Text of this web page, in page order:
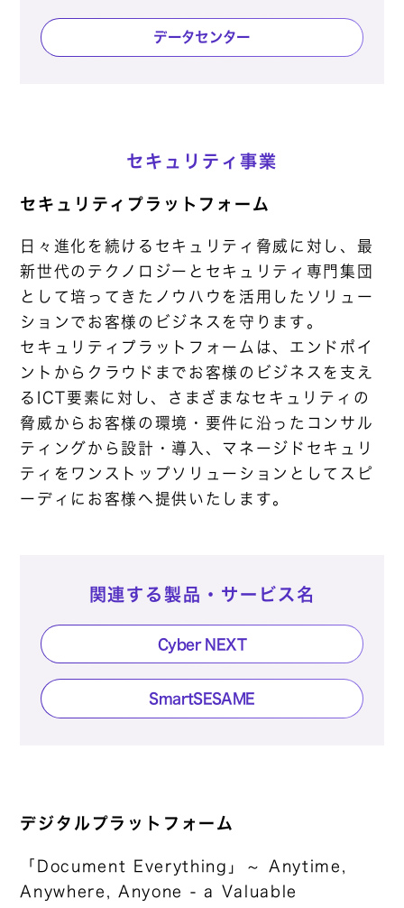
データセンター
セキュリティ事業
セキュリティプラットフォーム
日々進化を続けるセキュリティ脅威に対し、最
新世代のテクノロジーとセキュリティ専門集団
として培ってきたノウハウを活用したソリュー
ションでお客様のビジネスを守ります。
セキュリティプラットフォームは、エンドポイ
ントからクラウドまでお客様のビジネスを支え
るICT要素に対し、さまざまなセキュリティの
脅威からお客様の環境・要件に沿ったコンサル
ティングから設計・導入、マネージドセキュリ
ティをワンストップソリューションとしてスピ
ーディにお客様へ提供いたします。
関連する製品・サービス名
Cyber NEXT
SmartSESAME
デジタルプラットフォーム
「Document Everything」～ Anytime,
Anywhere, Anyone - a Valuable